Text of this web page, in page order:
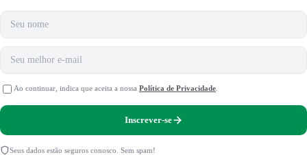
Nome
E-mail
Ao continuar, indica que aceita a nossa Política de Privacidade
Inscrever-se
Seus dados estão seguros conosco. Sem spam!